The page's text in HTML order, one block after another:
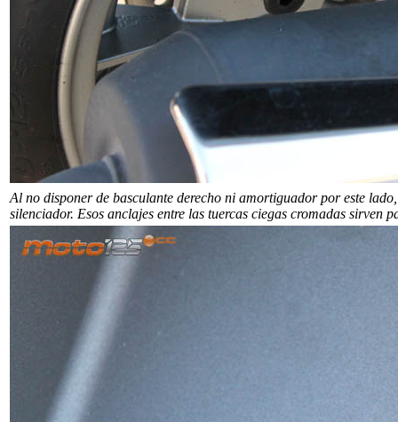
Al no disponer de basculante derecho ni amortiguador por este
silenciador. Esos anclajes entre las tuercas ciegas cromadas